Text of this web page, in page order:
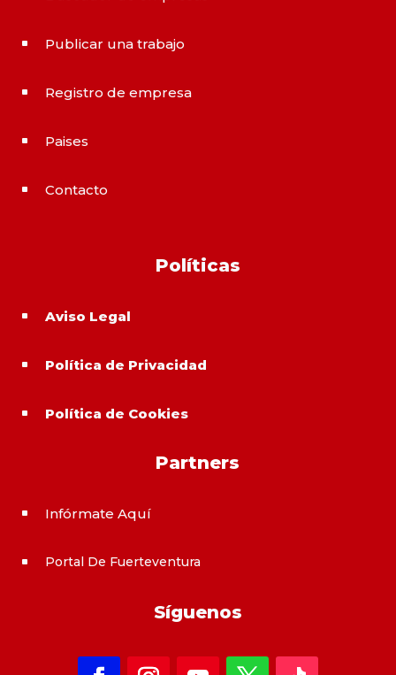
^ Publicar una trabajo
^ Registro de empresa
^ Paises
^ Contacto
Políticas
^ Aviso Legal
^ Política de Privacidad
^ Política de Cookies
Partners
^ Infórmate Aquí
^ Portal De Fuerteventura
Síguenos